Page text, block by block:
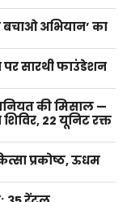
अभियान’ का
पर सारथी फाउंडेशन
की मिसाल —
22 यूनिट रक्त
प्रकोष्ठ, ऊधम